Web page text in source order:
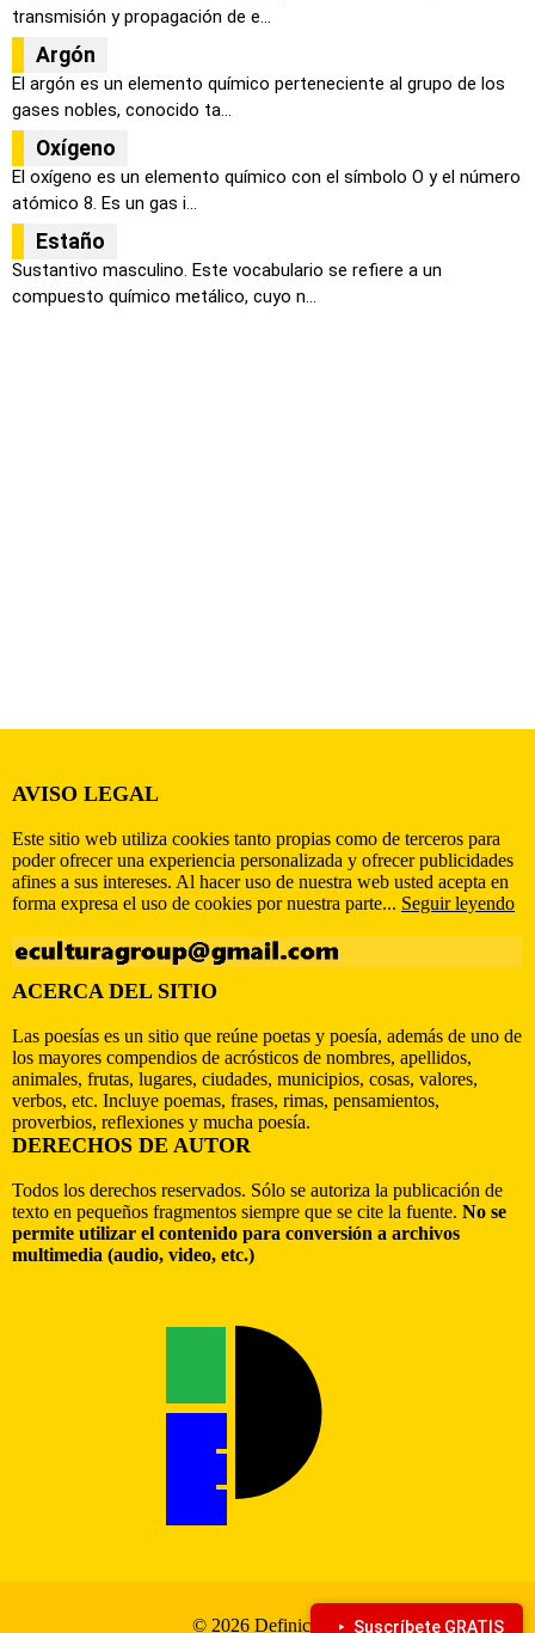
transmisión y propagación de e...
Argón
El argón es un elemento químico perteneciente al grupo de los
gases nobles, conocido ta...
Oxígeno
El oxígeno es un elemento químico con el símbolo O y el número
atómico 8. Es un gas i...
Estaño
Sustantivo masculino. Este vocabulario se refiere a un
compuesto químico metálico, cuyo n...
AVISO LEGAL
Este sitio web utiliza cookies tanto propias como de terceros para
poder ofrecer una experiencia personalizada y ofrecer publicidades
afines a sus intereses. Al hacer uso de nuestra web usted acepta en
forma expresa el uso de cookies por nuestra parte... Seguir leyendo
ACERCA DEL SITIO
Las poesías es un sitio que reúne poetas y poesía, además de uno de
los mayores compendios de acrósticos de nombres, apellidos,
animales, frutas, lugares, ciudades, municipios, cosas, valores,
verbos, etc. Incluye poemas, frases, rimas, pensamientos,
proverbios, reflexiones y mucha poesía.
DERECHOS DE AUTOR
Todos los derechos reservados. Sólo se autoriza la publicación de
texto en pequeños fragmentos siempre que se cite la fuente. No se
permite utilizar el contenido para conversión a archivos
multimedia (audio, video, etc.)
© 2026 Definiciona Suscríbete GRATIS